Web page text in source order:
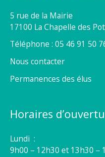
5 rue de la Mairie
17100 La Chapelle des
Téléphone : 05 46 91 50
Nous contacter
Permanences des élus
Horaires
Lundi :
9h00 – 12h30 et 13h30 –